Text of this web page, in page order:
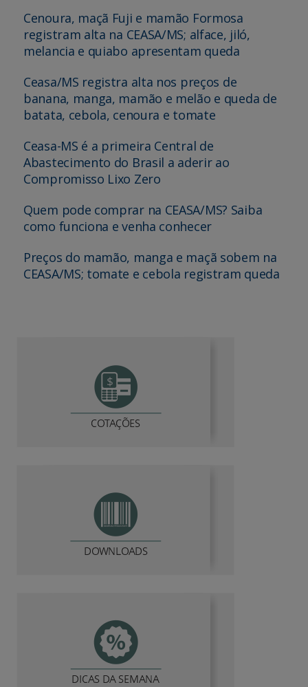
Cenoura, maçã Fuji e mamão Formosa
registram alta na CEASA/MS; alface, jiló,
melancia e quiabo apresentam queda
Ceasa/MS registra alta nos preços de
banana, manga, mamão e melão e queda de
batata, cebola, cenoura e tomate
Ceasa-MS é a primeira Central de
Abastecimento do Brasil a aderir ao
Compromisso Lixo Zero
Quem pode comprar na CEASA/MS? Saiba
como funciona e venha conhecer
Preços do mamão, manga e maçã sobem na
CEASA/MS; tomate e cebola registram queda